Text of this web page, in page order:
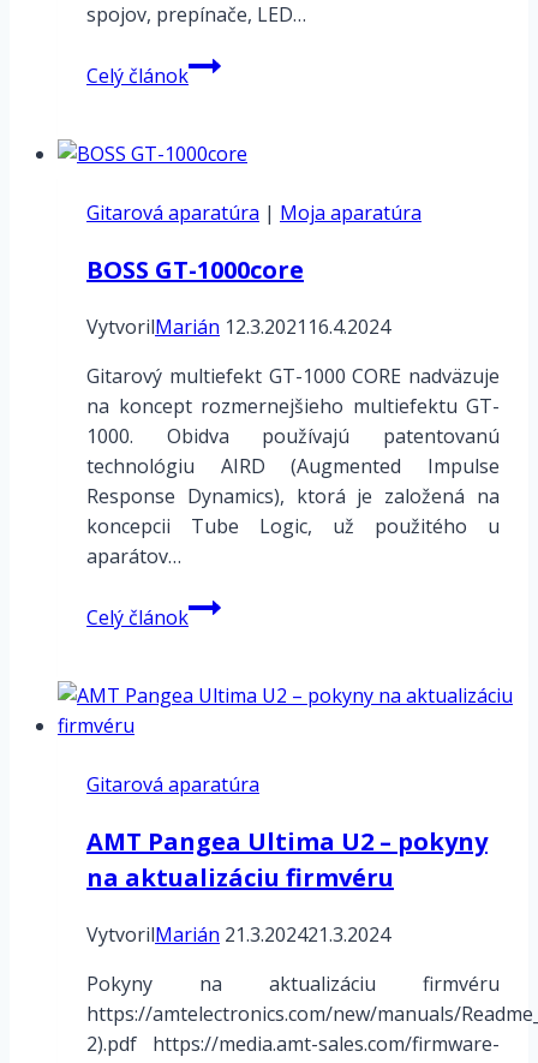
spojov, prepínače, LED…
Celý článokRoland
GK-
GT3
montáž
Gitarová aparatúra | Moja aparatúra
BOSS GT-1000core
VytvorilMarián 12.3.2021 16.4.2024
Gitarový multiefekt GT-1000 CORE nadväzuje
na koncept rozmernejšieho multiefektu GT-
1000. Obidva používajú patentovanú
technológiu AIRD (Augmented Impulse
Response Dynamics), ktorá je založená na
koncepcii Tube Logic, už použitého u
aparátov…
Celý článokBOSS
GT-
Gitarová aparatúra
AMT Pangea Ultima U2 – pokyny
na aktualizáciu firmvéru
VytvorilMarián 21.3.202421.3.2024
Pokyny na aktualizáciu firmvéru
https://amtelectronics.com/new/manuals/
2).pdf https://media.amt-sales.com/firmware-